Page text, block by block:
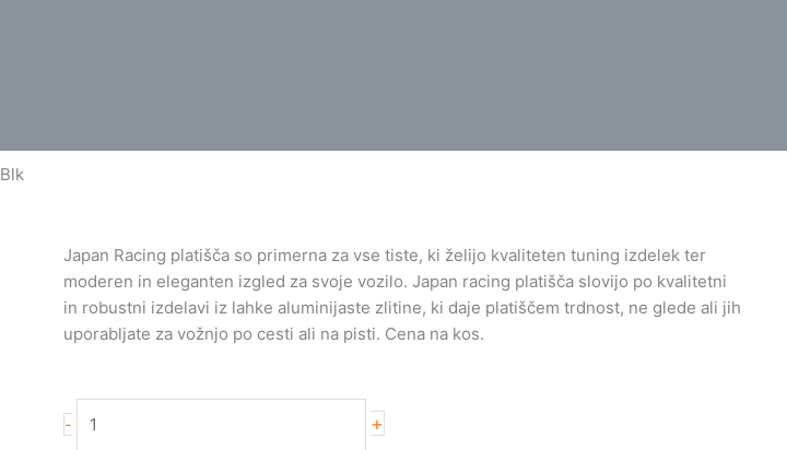
Japan Racing platišča so primerna za vse tiste, ki želijo kvaliteten tuning izdelek ter
moderen in eleganten izgled za svoje vozilo. Japan racing platišča slovijo po kvalitetni
in robustni izdelavi iz lahke aluminijaste zlitine, ki daje platiščem trdnost, ne glede ali jih
uporabljate za vožnjo po cesti ali na pisti. Cena na kos.
-
Racing
+